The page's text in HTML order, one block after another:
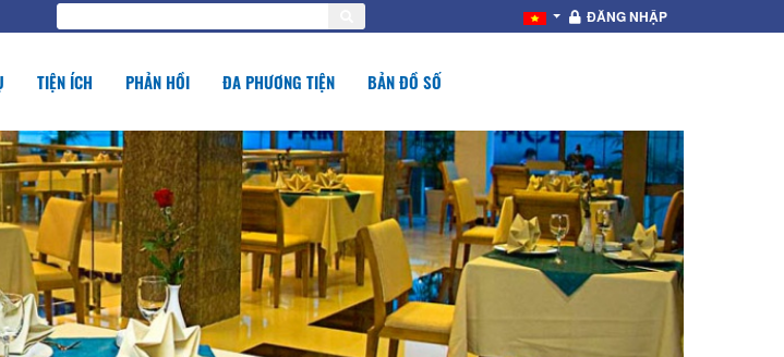
ĐĂNG NHẬP
TIỆN ÍCH PHẢN HỒI ĐA PHƯƠNG TIỆN BẢN ĐỒ SỐ